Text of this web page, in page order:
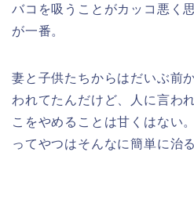
バコを吸うことがカッコ悪く
が一番。
妻と子供たちからはだいぶ前
われてたんだけど、人に言わ
こをやめることは甘くはない
ってやつはそんなに簡単に治